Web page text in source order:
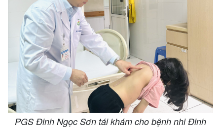
PGS Đinh Ngọc Sơn tái khám cho bệnh nhi Đinh